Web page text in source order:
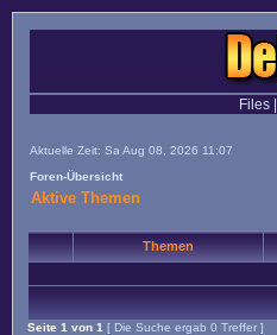
Files|
Aktuelle Zeit: Sa Aug 08, 2026 11:07
Foren-Übersicht
Aktive Themen
Themen
Seite 1 von 1 [ Die Suche ergab 0 Treffer ]